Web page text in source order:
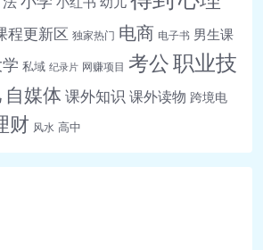
程更新区 独家热门 电商 电子书 男生课
私域 纪录片 网赚项目 考公职业技
自媒体 课外知识 课外读物 跨境电
财 风水 高中